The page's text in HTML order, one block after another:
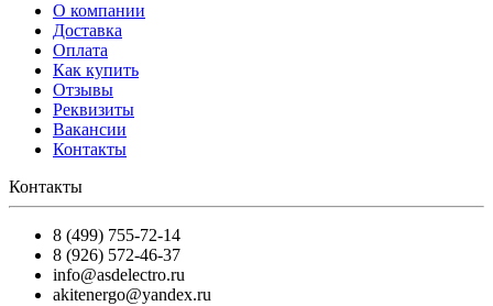
О компании
Доставка
Оплата
Как купить
Отзывы
Реквизиты
Вакансии
Контакты
Контакты
8 (499) 755-72-14
8 (926) 572-46-37
info@asdelectro.ru
akitenergo@yandex.ru